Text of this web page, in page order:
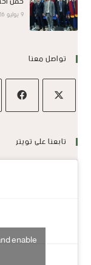
9 يوليو 2026
تواصل معنا
تابعنا على تويتر
enable